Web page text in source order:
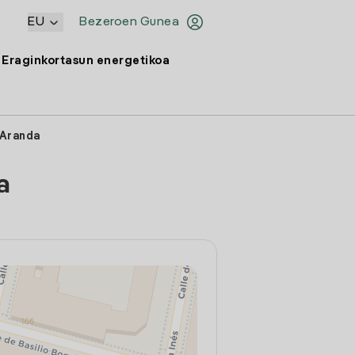
Bezeroen Gunea
EU
Eraginkortasun energetikoa